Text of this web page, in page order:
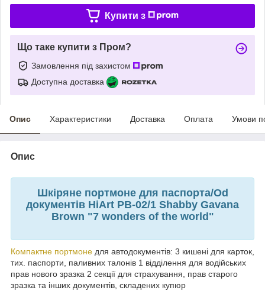
Купити з
Що таке купити з Пром?
Замовлення під захистом
Доступна доставка
Опис Характеристики Доставка Оплата Умови
Опис
Шкіряне портмоне для паспорта/Od
документів HiArt PB-02/1 Shabby Gavana
Brown "7 wonders of the world"
Компактне портмоне для автодокументів: 3 кишені для карток,
тих. паспорти, паливних талонів 1 відділення для водійських
прав нового зразка 2 секції для страхування, прав старого
зразка та інших документів, складених купюр